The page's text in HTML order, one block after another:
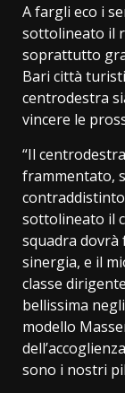
A fargli eco i
sottolineato il
soprattutto
Bari città
centrodestra
vincere le
“Il
frammentato,
sottolineato il
squadra
sinergia, e il
classe
bellissima
modello
sono i nostri